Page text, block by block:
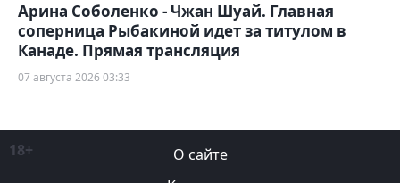
Арина Соболенко - Чжан Шуай. Главная
соперница Рыбакиной идет за титулом в
Канаде. Прямая трансляция
07 августа 2026 03:33
18+
О сайте